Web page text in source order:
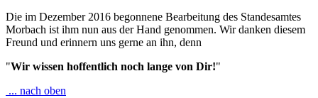
Die im Dezember 2016 begonnene Bearbeitung des Standesamtes
Morbach ist ihm nun aus der Hand genommen. Wir danken diesem
Freund und erinnern uns gerne an ihn, denn
"Wir wissen hoffentlich noch lange von Dir!"
... nach oben